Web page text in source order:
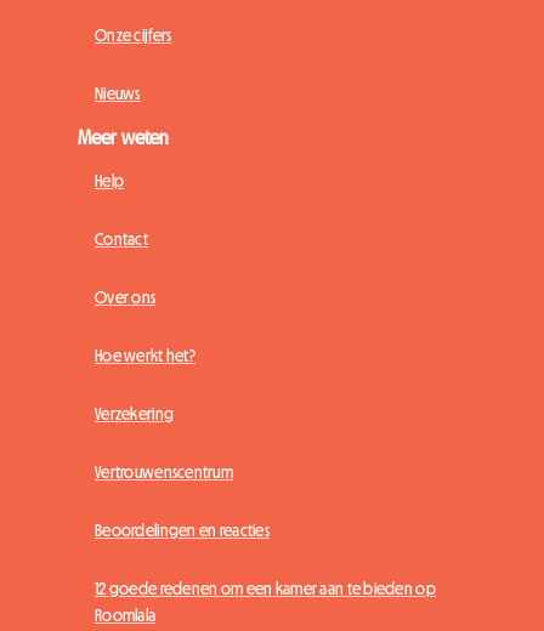
Onze cijfers
Nieuws
Meer weten
Help
Contact
Over ons
Hoe werkt het?
Verzekering
Vertrouwenscentrum
Beoordelingen en reacties
12 goede redenen om een kamer aan te bieden op
Roomlala